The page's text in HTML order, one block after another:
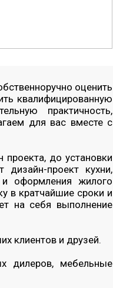
оценить
квалифицированную
практичность,
для вас вместе с
проекта, до установки
проект кухни,
оформления жилого
в кратчайшие сроки и
на себя выполнение
клиентов и друзей.
дилеров, мебельные